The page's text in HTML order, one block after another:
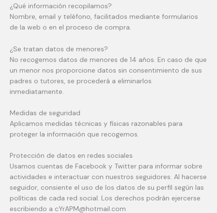
¿Qué información recopilamos?
Nombre, email y teléfono, facilitados mediante formularios
de la web o en el proceso de compra.
¿Se tratan datos de menores?
No recogemos datos de menores de 14 años. En caso de que
un menor nos proporcione datos sin consentimiento de sus
padres o tutores, se procederá a eliminarlos
inmediatamente.
Medidas de seguridad
Aplicamos medidas técnicas y físicas razonables para
proteger la información que recogemos.
Protección de datos en redes sociales
Usamos cuentas de Facebook y Twitter para informar sobre
actividades e interactuar con nuestros seguidores. Al hacerse
seguidor, consiente el uso de los datos de su perfil según las
políticas de cada red social. Los derechos podrán ejercerse
escribiendo a cYrAPM@hotmail.com